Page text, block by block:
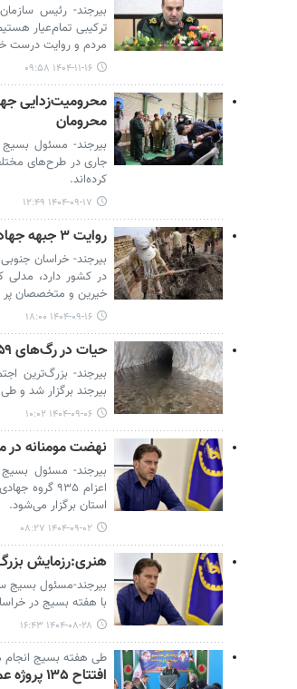
بیرجند- رئیس
ترکیبی تمام‌عیار
مردم و روایت درست
۱۴۰۴-۱۱-۱۶ ۰۹:۵۸
محرومان
بیرجند- مسئول
کرده‌اند.
۱۴۰۴-۰۹-۱۷ ۱۲:۴۹
روایت ۳ جبهه جهادی در ایران؛ آب، عدالت و سلامت در خراسان جنوبی
بیرجند- خراسان
در کشور دارد، مدلی
خیرین و متخصصان پر
۱۴۰۴-۰۹-۱۶ ۱۸:۰۰
حیات در رگ‌های ۱۳۵۹ قنات خراسان جنوبی جاری شد
بیرجند- بزرگ‌ترین
بیرجند برگزار شد و طی آن، هزار و ۳۵۹ اُمین قنات
۱۴۰۴-۰۹-۰۶ ۱۰:۰۲
نهضت مومنانه در
اعزام ۹۳۵
استان برگزار می‌شود.
۱۴۰۴-۰۹-۰۲ ۰۸:۲۷
هنری:رزمایش بزرگ جهادگران
با هفته بسیج در
۱۴۰۴-۰۸-۲۸ ۱۶:۴۳
طی هفته بسیج انجام
افتتاح ۱۳۵ پروژه عمرانی با ۷۶ میلیارد تومان اعتبار در خراسان جنوبی